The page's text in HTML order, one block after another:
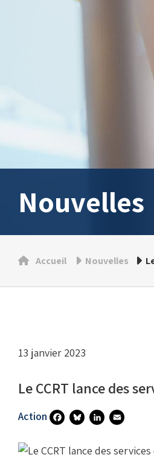
Nouvelles
Accueil Nouvelles
13 janvier 2023
Le CCRT lance des
Action
CeU N M